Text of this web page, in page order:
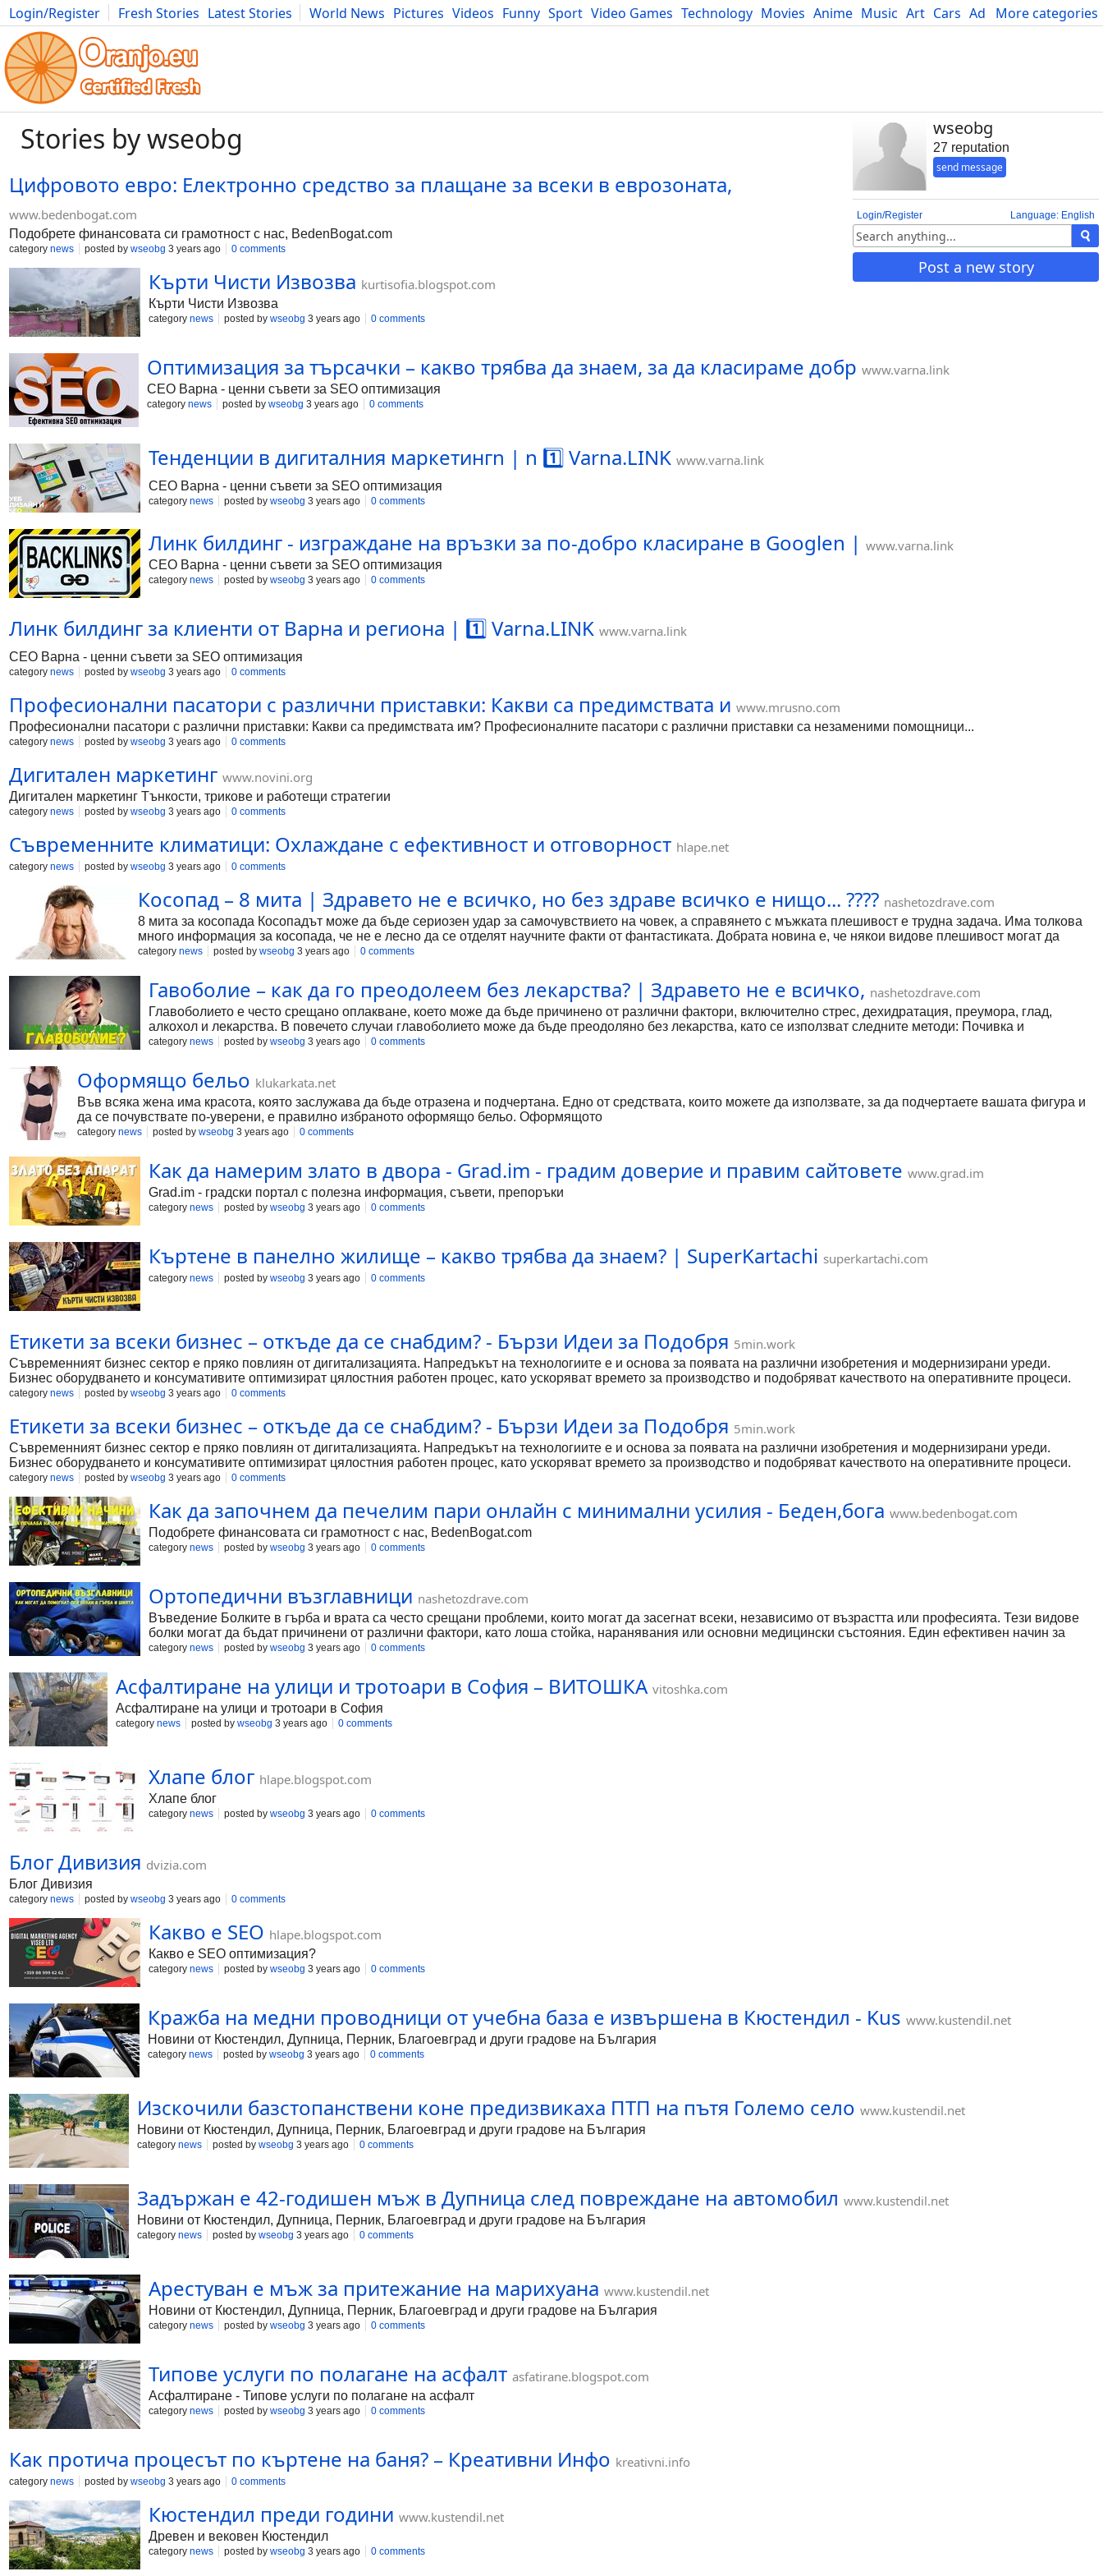
More categories
Login/Register Fresh Stories Latest Stories World News Pictures Videos Funny Sport Video Games Technology Movies Anime Music Art Cars Advice Science
Photography Comics Bulgaria Fitness Food Literature Developers Blog
wseobg
27 reputation
send message
Language: English
Login/Register
Post a new story
Stories by wseobg
Цифровото евро: Електронно средство за плащане за всеки в еврозоната,
www.bedenbogat.com
Подобрете финансовата си грамотност с нас, BedenBogat.com
category news posted by wseobg 3 years ago 0 comments
Кърти Чисти Извозва kurtisofia.blogspot.com
Кърти Чисти Извозва
category news posted by wseobg 3 years ago 0 comments
Оптимизация за търсачки – какво трябва да знаем, за да класираме добр www.varna.link
СЕО Варна - ценни съвети за SEO оптимизация
category news posted by wseobg 3 years ago 0 comments
Тенденции в дигиталния маркетингn | n 1️⃣ Varna.LINK www.varna.link
СЕО Варна - ценни съвети за SEO оптимизация
category news posted by wseobg 3 years ago 0 comments
Линк билдинг - изграждане на връзки за по-добро класиране в Googlen | www.varna.link
СЕО Варна - ценни съвети за SEO оптимизация
category news posted by wseobg 3 years ago 0 comments
Линк билдинг за клиенти от Варна и региона | 1️⃣ Varna.LINK www.varna.link
СЕО Варна - ценни съвети за SEO оптимизация
category news posted by wseobg 3 years ago 0 comments
Професионални пасатори с различни приставки: Какви са предимствата и www.mrusno.com
Професионални пасатори с различни приставки: Какви са предимствата им? Професионалните пасатори с различни приставки са незаменими помощници...
category news posted by wseobg 3 years ago 0 comments
Дигитален маркетинг www.novini.org
Дигитален маркетинг Тънкости, трикове и работещи стратегии
category news posted by wseobg 3 years ago 0 comments
Съвременните климатици: Охлаждане с ефективност и отговорност hlape.net
category news posted by wseobg 3 years ago 0 comments
Косопад – 8 мита | Здравето не е всичко, но без здраве всичко е нищо... ???? nashetozdrave.com
8 мита за косопада Косопадът може да бъде сериозен удар за самочувствието на човек, а справянето с мъжката плешивост е трудна задача. Има толкова
много информация за косопада, че не е лесно да се отделят научните факти от фантастиката. Добрата новина е, че някои видове плешивост могат да
бъдат предотвратени, а лошата новина е, че [...]
category news posted by wseobg 3 years ago 0 comments
Гавоболие – как да го преодолеем без лекарства? | Здравето не е всичко, nashetozdrave.com
Главоболието е често срещано оплакване, което може да бъде причинено от различни фактори, включително стрес, дехидратация, преумора, глад,
алкохол и лекарства. В повечето случаи главоболието може да бъде преодоляно без лекарства, като се използват следните методи: Почивка и
хидратация. Когато имате главоболие, е важно да си починете и да се хидратирате. Направете си кратка дрямка [...]
category news posted by wseobg 3 years ago 0 comments
Оформящо бельо klukarkata.net
Във всяка жена има красота, която заслужава да бъде отразена и подчертана. Едно от средствата, които можете да използвате, за да подчертаете вашата фигура и
да се почувствате по-уверени, е правилно избраното оформящо бельо. Оформящото
category news posted by wseobg 3 years ago 0 comments
Как да намерим злато в двора - Grad.im - градим доверие и правим сайтовете www.grad.im
Grad.im - градски портал с полезна информация, съвети, препоръки
category news posted by wseobg 3 years ago 0 comments
Къртене в панелно жилище – какво трябва да знаем? | SuperKartachi superkartachi.com
category news posted by wseobg 3 years ago 0 comments
Етикети за всеки бизнес – откъде да се снабдим? - Бързи Идеи за Подобря 5min.work
Съвременният бизнес сектор е пряко повлиян от дигитализацията. Напредъкът на технологиите е и основа за появата на различни изобретения и модернизирани уреди.
Бизнес оборудването и консумативите оптимизират цялостния работен процес, като ускоряват времето за производство и подобряват качеството на оперативните процеси.
Такива консумативи са етикетите. Тяхната основна функция е да идентифицират продукти или да означават
category news posted by wseobg 3 years ago 0 comments
Етикети за всеки бизнес – откъде да се снабдим? - Бързи Идеи за Подобря 5min.work
Съвременният бизнес сектор е пряко повлиян от дигитализацията. Напредъкът на технологиите е и основа за появата на различни изобретения и модернизирани уреди.
Бизнес оборудването и консумативите оптимизират цялостния работен процес, като ускоряват времето за производство и подобряват качеството на оперативните процеси.
Такива консумативи са етикетите. Тяхната основна функция е да идентифицират продукти или да означават
category news posted by wseobg 3 years ago 0 comments
Как да започнем да печелим пари онлайн с минимални усилия - Беден,бога www.bedenbogat.com
Подобрете финансовата си грамотност с нас, BedenBogat.com
category news posted by wseobg 3 years ago 0 comments
Ортопедични възглавници nashetozdrave.com
Въведение Болките в гърба и врата са често срещани проблеми, които могат да засегнат всеки, независимо от възрастта или професията. Тези видове
болки могат да бъдат причинени от различни фактори, като лоша стойка, наранявания или основни медицински състояния. Един ефективен начин за
облекчаване на болките в гърба и врата е използването на ортопедични възглавници. В [...]
category news posted by wseobg 3 years ago 0 comments
Асфалтиране на улици и тротоари в София – ВИТОШКА vitoshka.com
Асфалтиране на улици и тротоари в София
category news posted by wseobg 3 years ago 0 comments
Хлапе блог hlape.blogspot.com
Хлапе блог
category news posted by wseobg 3 years ago 0 comments
Блог Дивизия dvizia.com
Блог Дивизия
category news posted by wseobg 3 years ago 0 comments
Какво е SEO hlape.blogspot.com
Какво е SEO оптимизация?
category news posted by wseobg 3 years ago 0 comments
Кражба на медни проводници от учебна база е извършена в Кюстендил - Kus www.kustendil.net
Новини от Кюстендил, Дупница, Перник, Благоевград и други градове на България
category news posted by wseobg 3 years ago 0 comments
Изскочили базстопанствени коне предизвикаха ПТП на пътя Големо село www.kustendil.net
Новини от Кюстендил, Дупница, Перник, Благоевград и други градове на България
category news posted by wseobg 3 years ago 0 comments
Задържан е 42-годишен мъж в Дупница след повреждане на автомобил www.kustendil.net
Новини от Кюстендил, Дупница, Перник, Благоевград и други градове на България
category news posted by wseobg 3 years ago 0 comments
Арестуван е мъж за притежание на марихуана www.kustendil.net
Новини от Кюстендил, Дупница, Перник, Благоевград и други градове на България
category news posted by wseobg 3 years ago 0 comments
Типове услуги по полагане на асфалт asfatirane.blogspot.com
Асфалтиране - Типове услуги по полагане на асфалт
category news posted by wseobg 3 years ago 0 comments
Как протича процесът по къртене на баня? – Креативни Инфо kreativni.info
category news posted by wseobg 3 years ago 0 comments
Кюстендил преди години www.kustendil.net
Древен и вековен Кюстендил
category news posted by wseobg 3 years ago 0 comments